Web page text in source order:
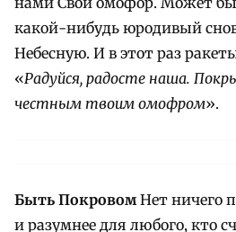
какой-нибудь юродивый
Небесную. И в этот раз
«Радуйся, радосте наша.
честным твоим омофром».
Быть ПокровомНет ничего
и разумнее для любого, кто